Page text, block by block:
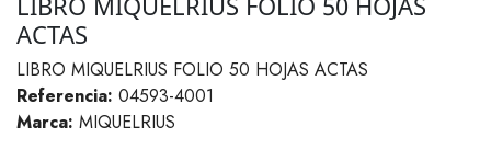
ACTAS
LIBRO MIQUELRIUS FOLIO 50 HOJAS ACTAS
Referencia: 04593-4001
Marca: MIQUELRIUS